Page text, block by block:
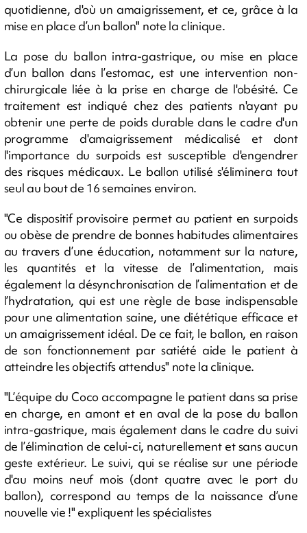
quotidienne, d'où un amaigrissement, et ce, grâce à la
mise en place d’un ballon" note la clinique.
La pose du ballon intra-gastrique, ou mise en place
d’un ballon dans l’estomac, est une intervention non-
chirurgicale liée à la prise en charge de l'obésité. Ce
traitement est indiqué chez des patients n'ayant pu
obtenir une perte de poids durable dans le cadre d'un
programme d'amaigrissement médicalisé et dont
l'importance du surpoids est susceptible d'engendrer
des risques médicaux. Le ballon utilisé s'éliminera tout
seul au bout de 16 semaines environ.
"Ce dispositif provisoire permet au patient en surpoids
ou obèse de prendre de bonnes habitudes alimentaires
au travers d’une éducation, notamment sur la nature,
les quantités et la vitesse de l’alimentation, mais
également la désynchronisation de l’alimentation et de
l’hydratation, qui est une règle de base indispensable
pour une alimentation saine, une diététique efficace et
un amaigrissement idéal. De ce fait, le ballon, en raison
de son fonctionnement par satiété aide le patient à
atteindre les objectifs attendus" note la clinique.
"L’équipe du Coco accompagne le patient dans sa prise
en charge, en amont et en aval de la pose du ballon
intra-gastrique, mais également dans le cadre du suivi
de l’élimination de celui-ci, naturellement et sans aucun
geste extérieur. Le suivi, qui se réalise sur une période
d'au moins neuf mois (dont quatre avec le port du
ballon), correspond au temps de la naissance d’une
nouvelle vie !" expliquent les spécialistes